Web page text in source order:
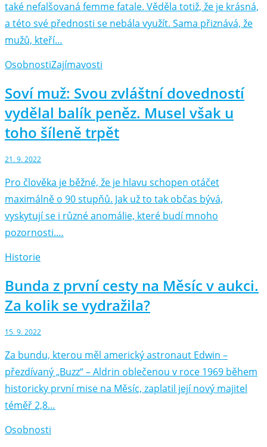
také nefalšovaná femme fatale. Věděla totiž, že je krásná,
a této své přednosti se nebála využít. Sama přiznává, že
mužů, kteří…
OsobnostiZajímavosti
Soví muž: Svou zvláštní dovedností
vydělal balík peněz. Musel však u
toho šíleně trpět
21. 9. 2022
Pro člověka je běžné, že je hlavu schopen otáčet
maximálně o 90 stupňů. Jak už to tak občas bývá,
vyskytují se i různé anomálie, které budí mnoho
pozornosti.…
Historie
Bunda z první cesty na Měsíc v aukci.
Za kolik se vydražila?
15. 9. 2022
Za bundu, kterou měl americký astronaut Edwin –⁠
přezdívaný „Buzz“ –⁠ Aldrin oblečenou v roce 1969 během
historicky první mise na Měsíc, zaplatil její nový majitel
téměř 2,8…
Osobnosti